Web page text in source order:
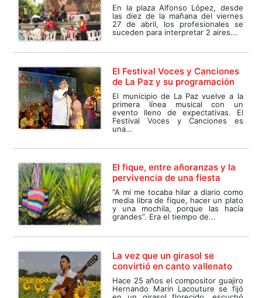
En la plaza Alfonso López, desde
las diez de la mañana del viernes
27 de abril, los profesionales se
suceden para interpretar 2 aires...
El Festival Voces y Canciones
de La Paz y su programación
El municipio de La Paz vuelve a la
primera línea musical con un
evento lleno de expectativas. El
Festival Voces y Canciones es
una...
El fique, entre añoranzas y la
pervivencia de una fiesta
“A mí me tocaba hilar a diario como
media libra de fique, hacer un plato
y una mochila, porque las hacía
grandes”. Era el tiempo de...
La vez que un girasol se
convirtió en canto vallenato
Hace 25 años el compositor guajiro
Hernando Marín Lacouture se fijó